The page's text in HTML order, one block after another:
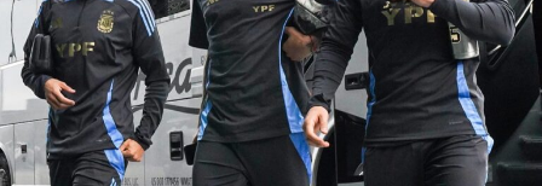
22 puntos.
En cuanto al mercado de pases que ya abrió el pasado
sábado, está próximamente a llegar un delantero
proveniente de Sarmiento de Junín, Lautaro Cerato de
23 años, que solamente jugó 24 minutos y su pase